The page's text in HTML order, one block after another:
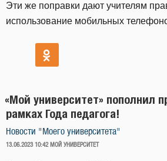
Эти же поправки дают учителям
использование мобильных
«Мой университет» пополнил
рамках Года педагога!
Новости "Моего университета"
ОПУБЛИКОВАНО
13.06.2023 10:42 МОЙ УНИВЕРСИТЕТ